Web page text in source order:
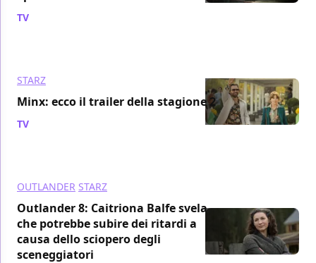
TV
STARZ
Minx: ecco il trailer della stagione 2
TV
OUTLANDER STARZ
Outlander 8: Caitriona Balfe svela
che potrebbe subire dei ritardi a
causa dello sciopero degli
sceneggiatori